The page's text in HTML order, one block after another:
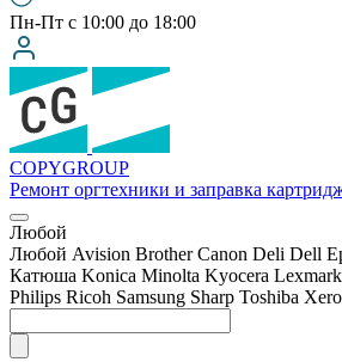
Пн-Пт с 10:00 до 18:00
COPYGROUP
Ремонт оргтехники и заправка
Любой
Любой Avision Brother Canon Deli Dell
Катюша Konica Minolta Kyocera Lexmark
Philips Ricoh Samsung Sharp Toshiba